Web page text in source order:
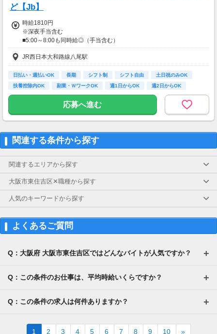
ど【Jb】
時給1810円
※深夜手当含む
■5:00～8:00も同時給◎（手当含む）
■同行研修中（2～4回）は時給1,480円
★日払いも可能！
振込手数料は会社負担！
利用手数料は驚きの”無料”！
【交通費】
JR西日本大和路線八尾駅
日払い・週払いOK 長期 シフト制 シフト自由
土日祝のみOK
扶養控除内OK
副業・ＷワークOK 週1日からOK 週2日からOK
応募へ進む
関連する条件から探す
関連するエリアから探す
大阪市東住吉区✕職種から探す
人気のキーワードから探す
よくあるご質問
Q：大阪府 大阪市東住吉区ではどんなバイトが人気ですか？
Q：この条件のお仕事は、平均時給いくらですか？
Q：この条件の求人は何件ありますか？
1 2 3 4 5 6 7 8 9 10 »Next